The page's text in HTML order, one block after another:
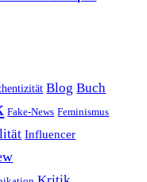
Blog Buch
Fake-News Feminismus
Influencer